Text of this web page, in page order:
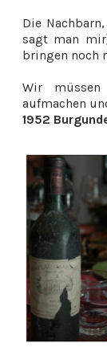
Die
sagt man
bringen noch
Wir
aufmachen
1952